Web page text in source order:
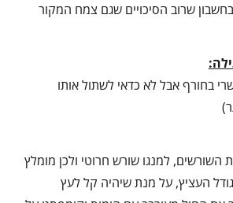
שרוב הסיכויים שגם צמח המקור
בחורף אבל לא כדאי לשתול אותו
השורשים, למנגו שורש חרוטי ולכן מומלץ
העציץ, על מנת שיהיה קל לעץ